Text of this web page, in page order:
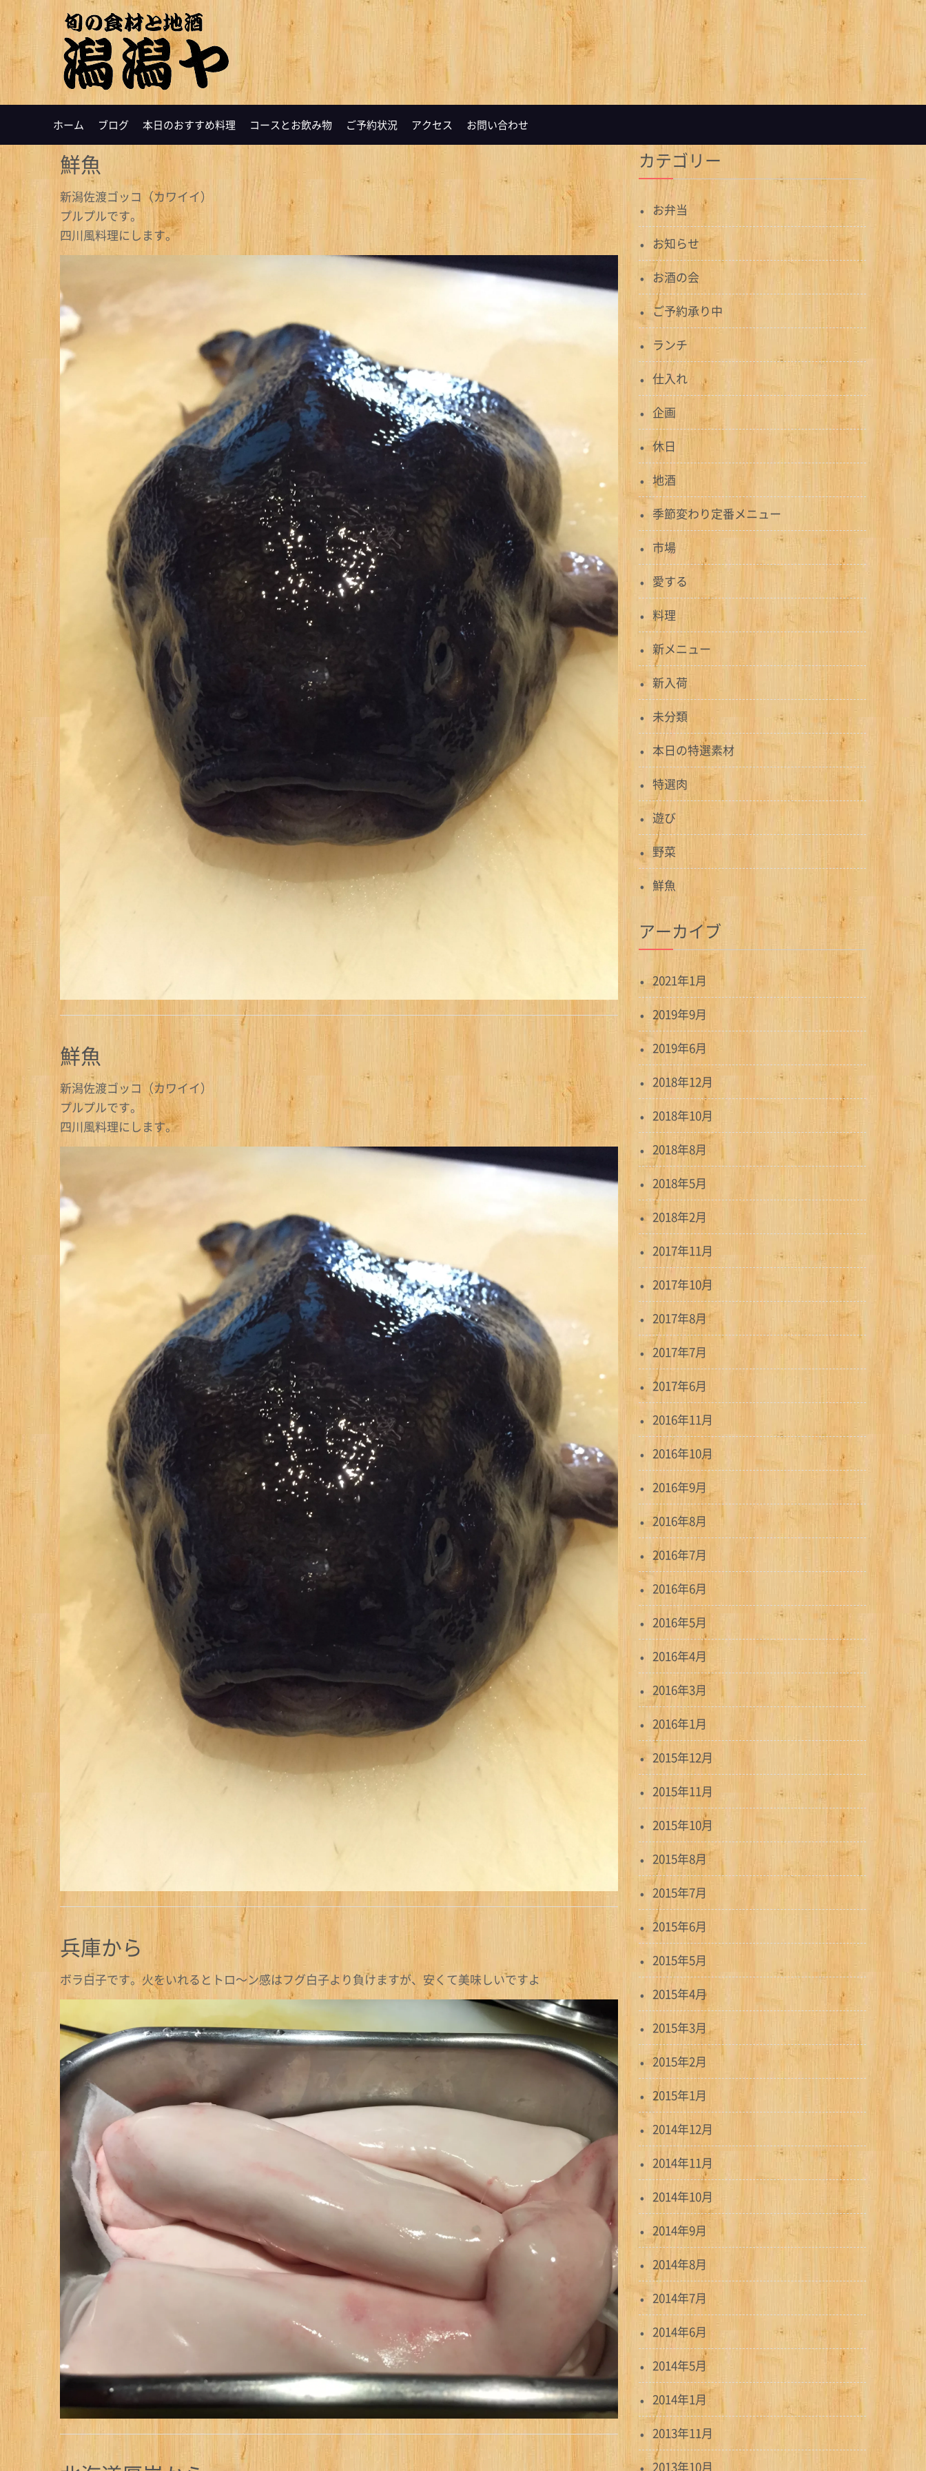
ホーム ブログ 本日のおすすめ料理 コースとお飲み物 ご予約状況 アクセス お問い合わせ
鮮魚
新潟佐渡ゴッコ（カワイイ）
プルプルです。
四川風料理にします。
鮮魚
新潟佐渡ゴッコ（カワイイ）
プルプルです。
四川風料理にします。
兵庫から
ボラ白子です。火をいれるとトロ〜ン感はフグ白子より負けますが、安くて美味しいですよ
カテゴリー
お弁当
お知らせ
お酒の会
ご予約承り中
ランチ
仕入れ
企画
休日
地酒
季節変わり定番メニュー
市場
愛する
料理
新メニュー
新入荷
未分類
本日の特選素材
特選肉
遊び
野菜
鮮魚
アーカイブ
2021年1月
2019年9月
2019年6月
2018年12月
2018年10月
2018年8月
2018年5月
2018年2月
2017年11月
2017年10月
2017年8月
2017年7月
2017年6月
2016年11月
2016年10月
2016年9月
2016年8月
2016年7月
2016年6月
2016年5月
2016年4月
2016年3月
2016年1月
2015年12月
2015年11月
2015年10月
2015年8月
2015年7月
2015年6月
2015年5月
2015年4月
2015年3月
2015年2月
2015年1月
2014年12月
2014年11月
2014年10月
2014年9月
2014年8月
2014年7月
2014年6月
2014年5月
2014年1月
2013年11月
2013年10月